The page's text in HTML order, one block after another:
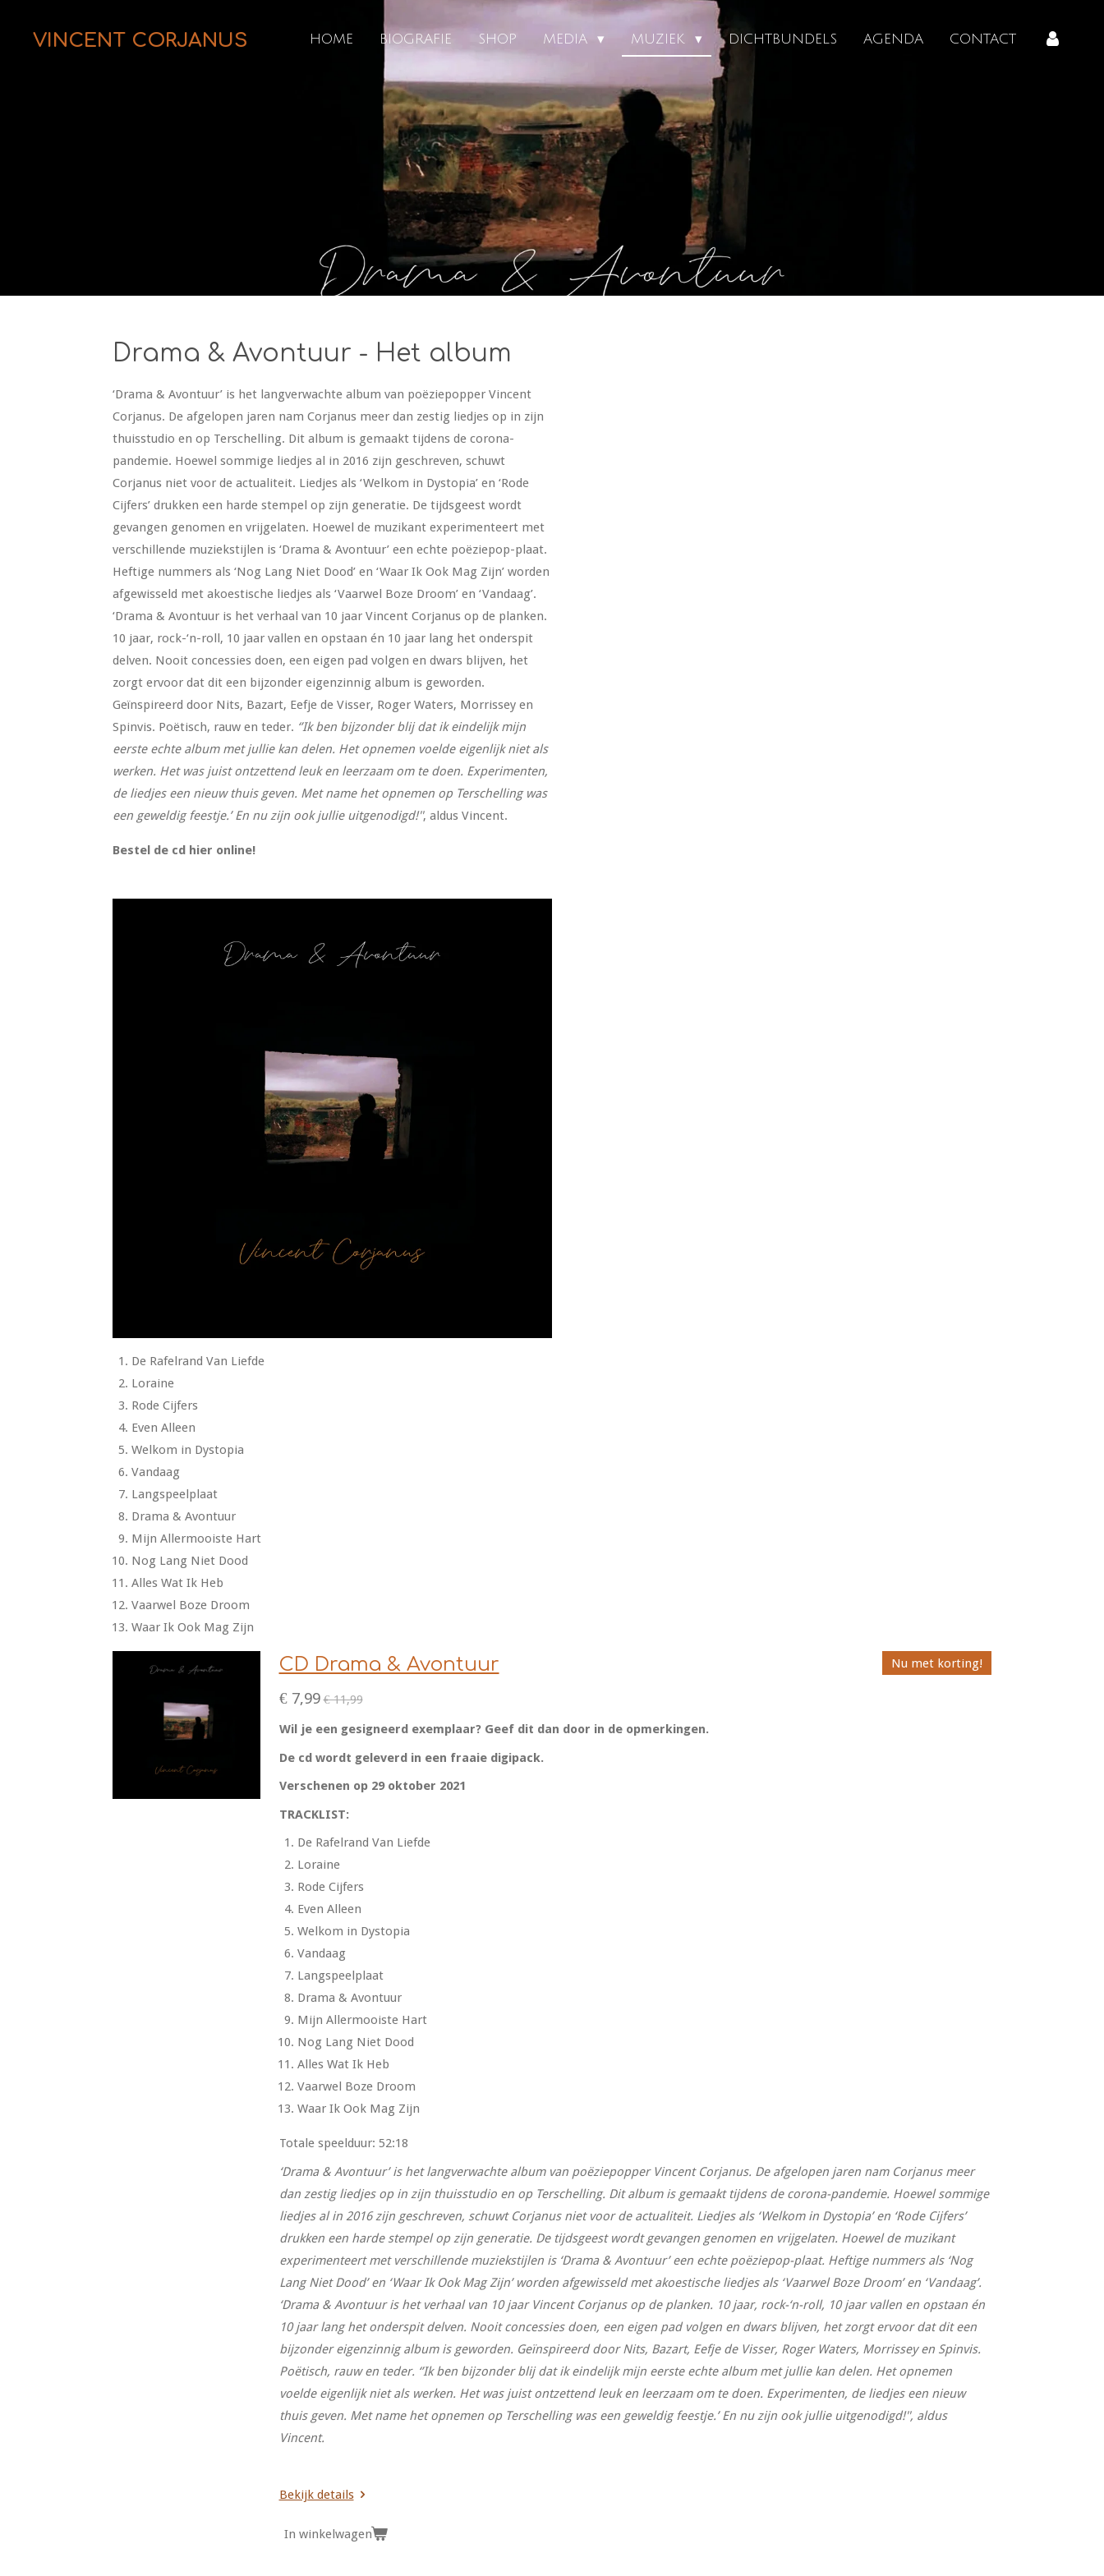
directVINCENT CORJANUS HOME BIOGRAFIE SHOP MEDIA MUZIEK DICHTBUNDELS AGENDA CONTACT
Drama & Avontuur - Het album
‘Drama & Avontuur’ is het langverwachte album van poëziepopper Vincent
Corjanus. De afgelopen jaren nam Corjanus meer dan zestig liedjes op in zijn
thuisstudio en op Terschelling. Dit album is gemaakt tijdens de corona-
pandemie. Hoewel sommige liedjes al in 2016 zijn geschreven, schuwt
Corjanus niet voor de actualiteit. Liedjes als ‘Welkom in Dystopia’ en ‘Rode
Cijfers’ drukken een harde stempel op zijn generatie. De tijdsgeest wordt
gevangen genomen en vrijgelaten. Hoewel de muzikant experimenteert met
verschillende muziekstijlen is ‘Drama & Avontuur’ een echte poëziepop-plaat.
Heftige nummers als ‘Nog Lang Niet Dood’ en ‘Waar Ik Ook Mag Zijn’ worden
afgewisseld met akoestische liedjes als ‘Vaarwel Boze Droom’ en ‘Vandaag’.
‘Drama & Avontuur is het verhaal van 10 jaar Vincent Corjanus op de planken.
10 jaar, rock-‘n-roll, 10 jaar vallen en opstaan én 10 jaar lang het onderspit
delven. Nooit concessies doen, een eigen pad volgen en dwars blijven, het
zorgt ervoor dat dit een bijzonder eigenzinnig album is geworden.
Geïnspireerd door Nits, Bazart, Eefje de Visser, Roger Waters, Morrissey en
Spinvis. Poëtisch, rauw en teder. ‘’Ik ben bijzonder blij dat ik eindelijk mijn
eerste echte album met jullie kan delen. Het opnemen voelde eigenlijk niet als
werken. Het was juist ontzettend leuk en leerzaam om te doen. Experimenten,
de liedjes een nieuw thuis geven. Met name het opnemen op Terschelling was
een geweldig feestje.’ En nu zijn ook jullie uitgenodigd!'', aldus Vincent.
Bestel de cd hier online!
De Rafelrand Van Liefde
Loraine
Rode Cijfers
Even Alleen
Welkom in Dystopia
Vandaag
Langspeelplaat
Drama & Avontuur
Mijn Allermooiste Hart
Nog Lang Niet Dood
Alles Wat Ik Heb
Vaarwel Boze Droom
Waar Ik Ook Mag Zijn
Nu met korting!
CD Drama & Avontuur
€ 7,99 € 11,99
Wil je een gesigneerd exemplaar? Geef dit dan door in de opmerkingen.
De cd wordt geleverd in een fraaie digipack.
Verschenen op 29 oktober 2021
TRACKLIST:
De Rafelrand Van Liefde
Loraine
Rode Cijfers
Even Alleen
Welkom in Dystopia
Vandaag
Langspeelplaat
Drama & Avontuur
Mijn Allermooiste Hart
Nog Lang Niet Dood
Alles Wat Ik Heb
Vaarwel Boze Droom
Waar Ik Ook Mag Zijn
Totale speelduur: 52:18
‘Drama & Avontuur’ is het langverwachte album van poëziepopper Vincent Corjanus. De afgelopen jaren nam Corjanus meer
dan zestig liedjes op in zijn thuisstudio en op Terschelling. Dit album is gemaakt tijdens de corona-pandemie. Hoewel sommige
liedjes al in 2016 zijn geschreven, schuwt Corjanus niet voor de actualiteit. Liedjes als ‘Welkom in Dystopia’ en ‘Rode Cijfers’
drukken een harde stempel op zijn generatie. De tijdsgeest wordt gevangen genomen en vrijgelaten. Hoewel de muzikant
experimenteert met verschillende muziekstijlen is ‘Drama & Avontuur’ een echte poëziepop-plaat. Heftige nummers als ‘Nog
Lang Niet Dood’ en ‘Waar Ik Ook Mag Zijn’ worden afgewisseld met akoestische liedjes als ‘Vaarwel Boze Droom’ en ‘Vandaag’.
‘Drama & Avontuur is het verhaal van 10 jaar Vincent Corjanus op de planken. 10 jaar, rock-‘n-roll, 10 jaar vallen en opstaan én
10 jaar lang het onderspit delven. Nooit concessies doen, een eigen pad volgen en dwars blijven, het zorgt ervoor dat dit een
bijzonder eigenzinnig album is geworden. Geïnspireerd door Nits, Bazart, Eefje de Visser, Roger Waters, Morrissey en Spinvis.
Poëtisch, rauw en teder. ‘’Ik ben bijzonder blij dat ik eindelijk mijn eerste echte album met jullie kan delen. Het opnemen
voelde eigenlijk niet als werken. Het was juist ontzettend leuk en leerzaam om te doen. Experimenten, de liedjes een nieuw
thuis geven. Met name het opnemen op Terschelling was een geweldig feestje.’ En nu zijn ook jullie uitgenodigd!'', aldus
Vincent.
Bekijk details
In winkelwagen